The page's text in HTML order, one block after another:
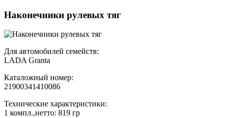
Наконечники рулевых тяг
Для автомобилей семейств:
LADA Granta
Каталожный номер:
21900341410086
Технические характеристики:
1 компл.,нетто: 819 гр